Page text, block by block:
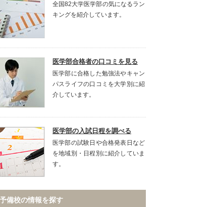
全国82大学医学部の気になるラン
キングを紹介しています。
医学部合格者の口コミを見る
医学部に合格した勉強法やキャン
パスライフの口コミを大学別に紹
介しています。
医学部の入試日程を調べる
医学部の試験日や合格発表日など
を地域別・日程別に紹介していま
す。
予備校の情報を探す